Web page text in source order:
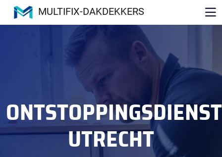
MULTIFIX-DAKDEKKERS
ONTSTOPPINGSDIENST
UTRECHT